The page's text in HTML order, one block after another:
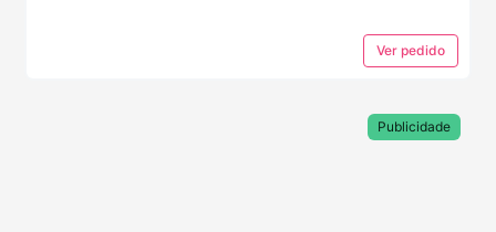
Ver pedido
Publicidade